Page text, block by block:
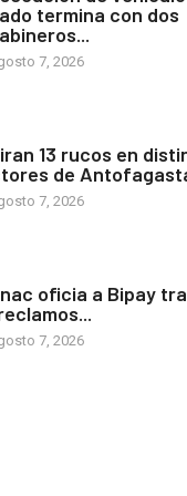
termina con dos
7, 2026
13 rucos en
de
7, 2026
oficia a Bipay
7, 2026